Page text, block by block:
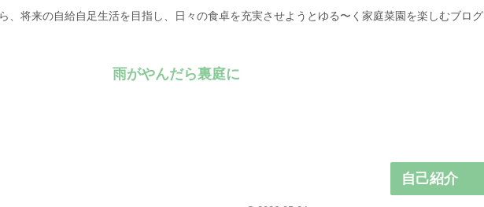
、将来の自給自足生活を目指し、日々の食卓を充実させようとゆる〜く家庭菜園を楽しむブログ
雨がやんだら裏庭に
自己紹介